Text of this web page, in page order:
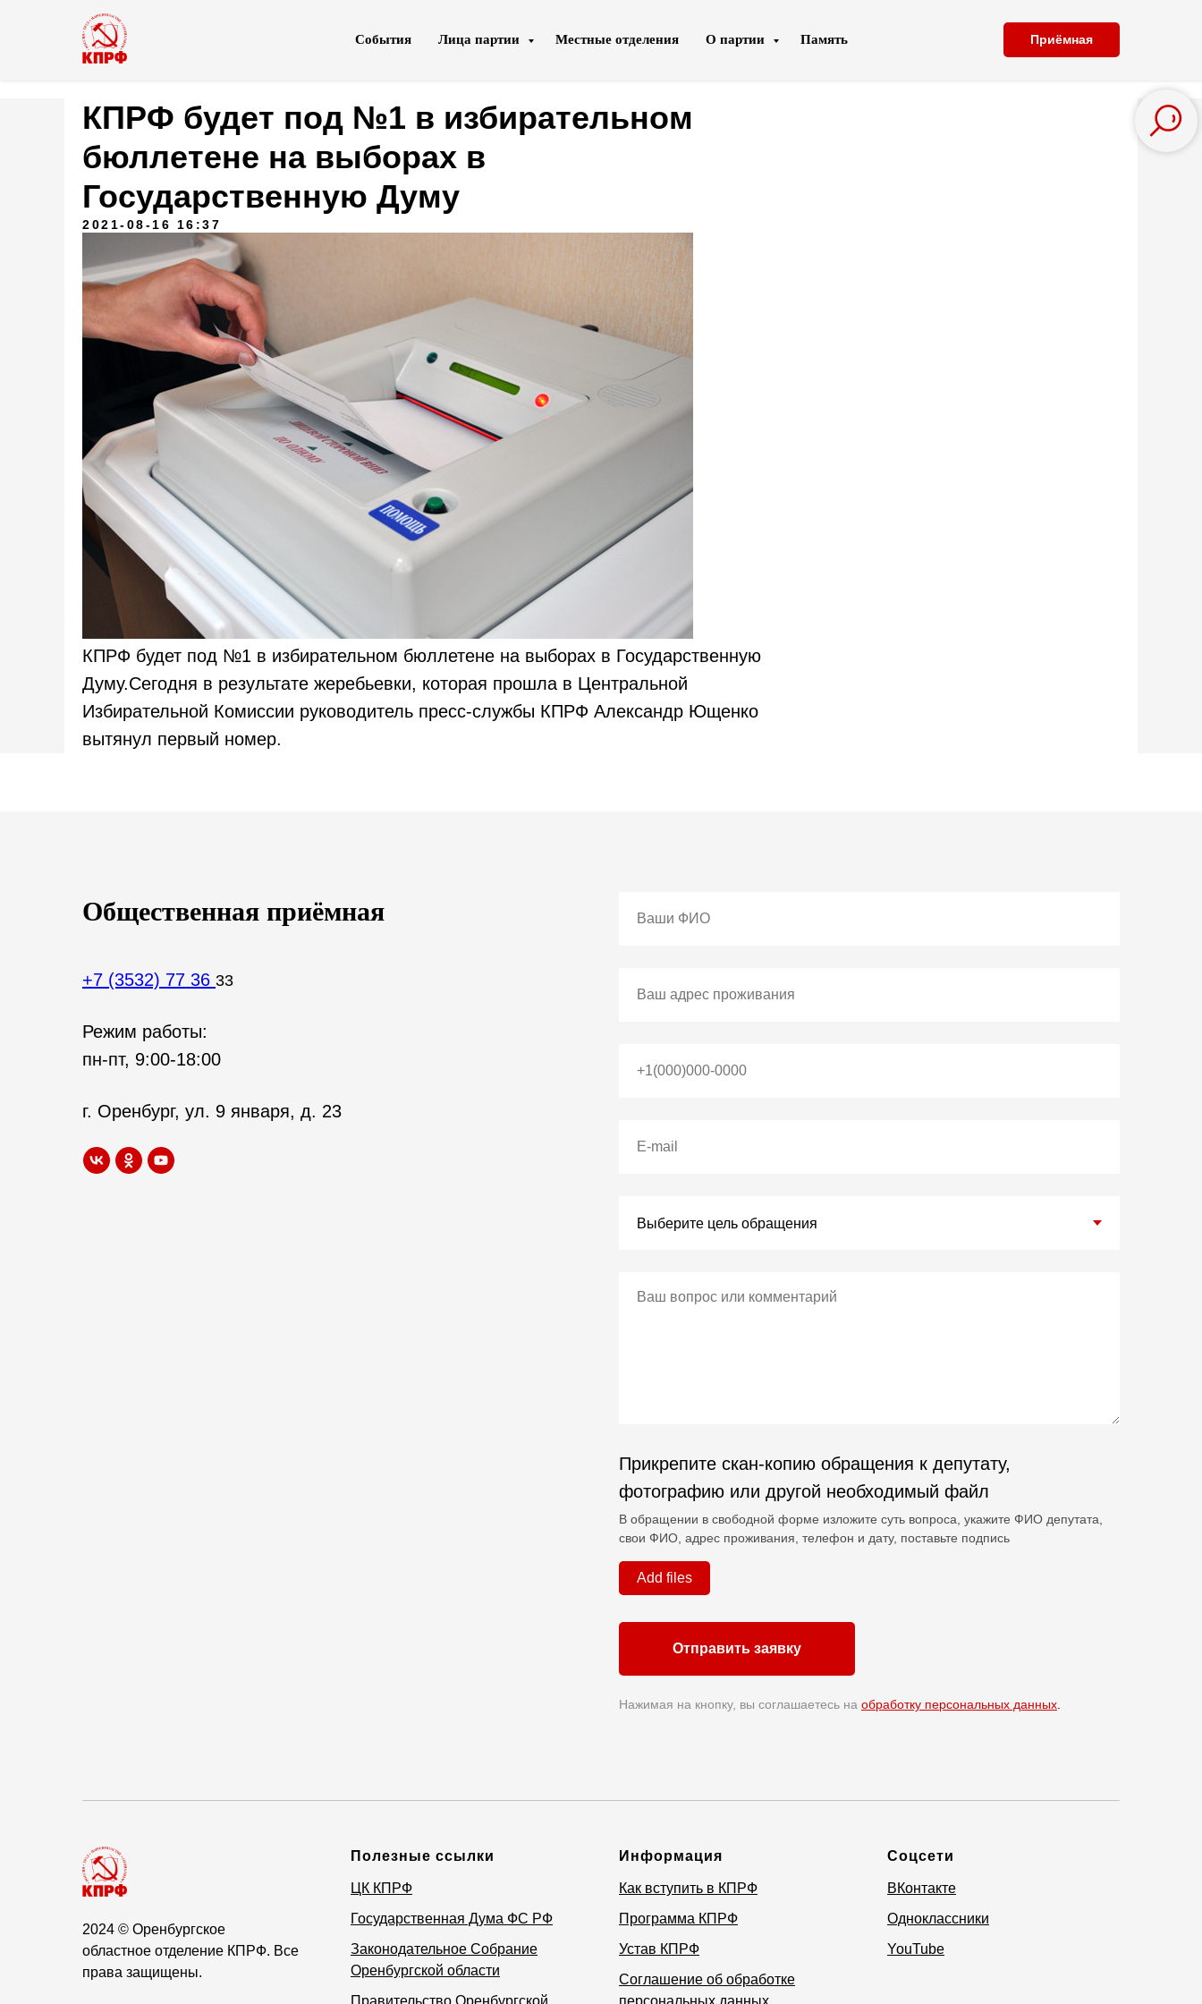
События Лица партии Местные отделения О партии Память Приёмная
КПРФ будет под №1 в избирательном
бюллетене на выборах в
Государственную Думу
2021-08-16 16:37
КПРФ будет под №1 в избирательном бюллетене на выборах в Государственную
Думу.Сегодня в результате жеребьевки, которая прошла в Центральной
Избирательной Комиссии руководитель пресс-службы КПРФ Александр Ющенко
вытянул первый номер.
Общественная приёмная
+7 (3532) 77 36 33
Режим работы:
пн-пт, 9:00-18:00
г. Оренбург, ул. 9 января, д. 23
Прикрепите скан-копию обращения к депутату,
фотографию или другой необходимый файл
В обращении в свободной форме изложите суть вопроса, укажите ФИО депутата,
свои ФИО, адрес проживания, телефон и дату, поставьте подпись
Add files
Отправить заявку
Нажимая на кнопку, вы соглашаетесь на обработку персональных данных
2024 © Оренбургское
областное отделение КПРФ. Все
права защищены.
Полезные ссылки
ЦК КПРФ
Государственная Дума ФС РФ
Законодательное Собрание
Оренбургской области
Правительство Оренбургской
Информация
Как вступить в КПРФ
Программа КПРФ
Устав КПРФ
Соглашение об обработке
персональных данных
Соцсети
ВКонтакте
Одноклассники
YouTube